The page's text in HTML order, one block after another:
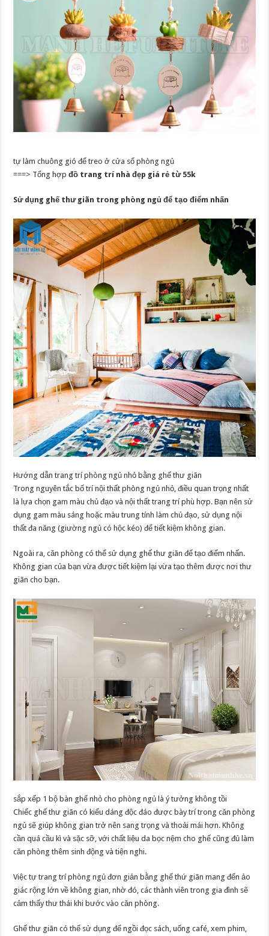
tự làm chuông gió để treo ở cửa sổ phòng ngủ
===> Tổng hợpđồ trang trí nhà đẹp giá rẻ từ 55k
Sử dụng ghế thư giãn trong phòng ngủ để tạo điểm nhấn
Hướng dẫn trang trí phòng ngủ nhỏ bằng ghế thư giãn
Trong nguyên tắc bố trí nội thất phòng ngủ nhỏ, điều quan trọng nhất
là lựa chọn gam màu chủ đạo và nội thất trang trí phù hợp. Bạn nên sử
dụng gam màu sáng hoặc màu trung tính làm chủ đạo, sử dụng nội
thất đa năng (giường ngủ có hộc kéo) để tiết kiệm không gian.
Ngoài ra, căn phòng có thể sử dụng ghế thư giãn để tạo điểm nhấn.
Không gian của bạn vừa được tiết kiệm lại vừa tạo thêm được nơi thư
giãn cho bạn.
sắp xếp 1 bộ bàn ghế nhỏ cho phòng ngủ là ý tưởng không tồi
Chiếc ghế thư giãn có kiểu dáng độc đáo được bày trí trong căn phòng
ngủ sẽ giúp không gian trở nên sang trọng và thoải mái hơn. Không
cần quá cầu kì và sặc sỡ, với chất liệu da bọc nệm cho ghế cũng đủ làm
căn phòng thêm sinh động và tiện nghi.
Việc tự trang trí phòng ngủ đơn giản bằng ghế thứ giãn mang đến ảo
giác rộng lớn về không gian, nhờ đó, các thành viên trong gia đình sẽ
cảm thấy thư thái khi bước vào căn phòng.
Ghế thư giãn có thể sử dụng để ngồi đọc sách, uống café, xem phim,